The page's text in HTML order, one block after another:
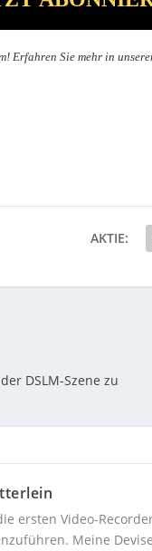
Erfahren Sie mehr in
AKTIE:
DSLM-Szene zu
ersten Video-
Meine